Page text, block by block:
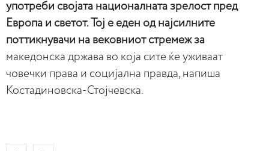
употреби својата националната зрелост пред
Европа и светот. Тој е еден од најсилните
поттикнувачи на вековниот стремеж за
македонска држава во која сите ќе уживаат
човечки права и социјална правда, напиша
Костадиновска-Стојчевска.